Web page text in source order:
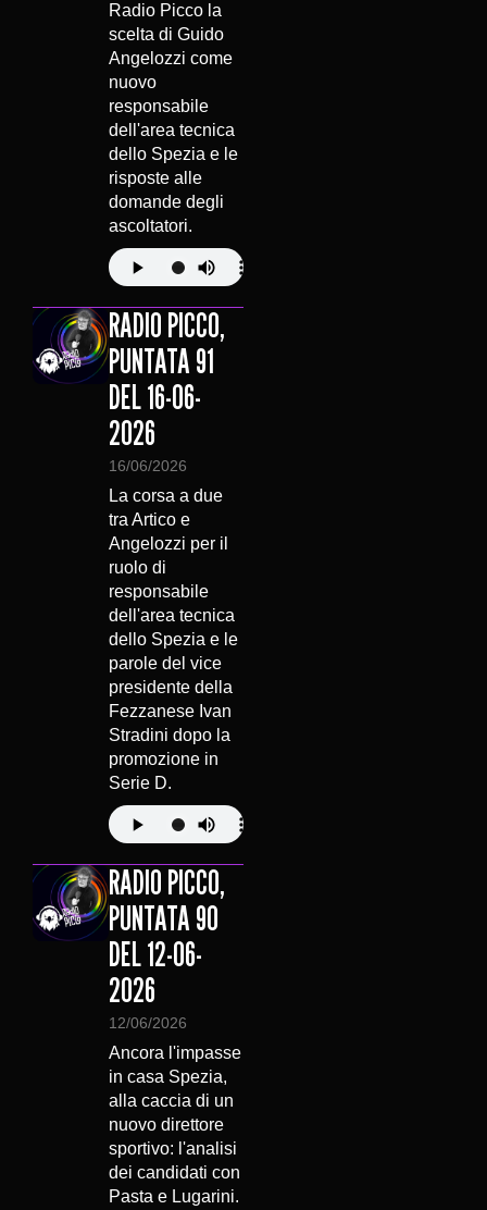
Radio Picco la
scelta di Guido
Angelozzi come
nuovo
responsabile
dell'area tecnica
dello Spezia e le
risposte alle
domande degli
ascoltatori.
RADIO PICCO,
PUNTATA 91
DEL 16-06-
2026
16/06/2026
La corsa a due
tra Artico e
Angelozzi per il
ruolo di
responsabile
dell'area tecnica
dello Spezia e le
parole del vice
presidente della
Fezzanese Ivan
Stradini dopo la
promozione in
Serie D.
RADIO PICCO,
PUNTATA 90
DEL 12-06-
2026
12/06/2026
Ancora l'impasse
in casa Spezia,
alla caccia di un
nuovo direttore
sportivo: l'analisi
dei candidati con
Pasta e Lugarini.